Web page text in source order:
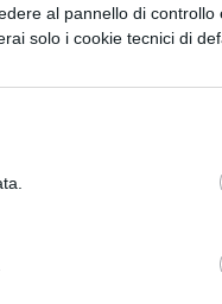
al pannello di controllo
solo i cookie tecnici di
nulla di nuovo.
dai toni scherzosi
dei due (utro =
Dovrei scherzare
di questi tempi
E che cosa
di serio a
questa è la mia